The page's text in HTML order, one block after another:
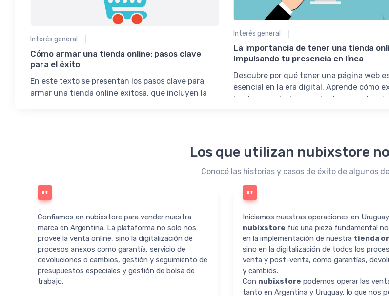
Interés general
Cómo armar una tienda online: pasos clave
para el éxito
En este texto se presentan los pasos clave para
armar una tienda online exitosa, que incluyen la
Interés general
La importancia de tener una tienda
Impulsando tu presencia en línea
Descubre por qué tener una página web
esencial en la era digital. Aprende cómo
tu alcance, destacar entre la competencia
Los que utilizan nubixstore
Conocé las historias y casos de éxito de algunos
Confiamos en nubixstore para vender nuestra
marca en Argentina. La plataforma no solo nos
provee la venta online, sino la digitalización de
procesos anexos como garantía, servicio de
devoluciones o cambios, gestión y seguimiento de
presupuestos especiales y gestión de bolsa de
trabajo.
Iniciamos nuestras operaciones en
nubixstore fue una pieza fundamental
en la implementación de nuestra tienda
sino en la digitalización de todos los
venta y post-venta, como garantías,
y cambios.
Con nubixstore podemos operar las
tanto en Argentina y Uruguay, lo que nos